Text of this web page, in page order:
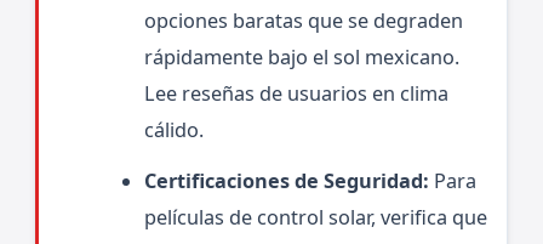
opciones baratas que se degraden
rápidamente bajo el sol mexicano.
Lee reseñas de usuarios en clima
cálido.
Certificaciones de Seguridad: Para
películas de control solar, verifica que